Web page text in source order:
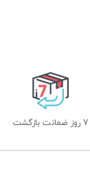
7 روز ضمانت بازگشت